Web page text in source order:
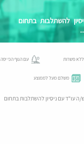
להשתלבות בתחום
ללא פשרות עם הנוף הכי יפה
משלם מעל לממוצע
ה עו"ד עם ניסיון להשתלבות בתחום